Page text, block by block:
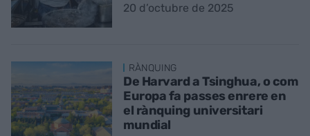
20 d’octubre de 2025
RÀNQUING
De Harvard a Tsinghua, o com
Europa fa passes enrere en
el rànquing universitari
mundial